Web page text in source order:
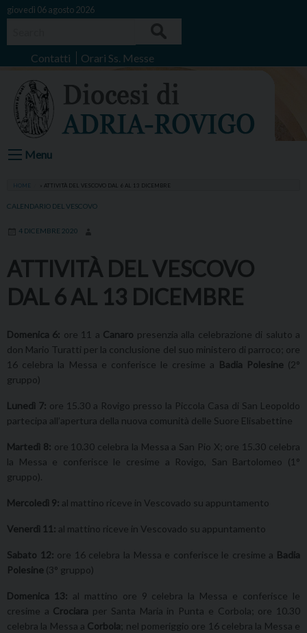
Skip
giovedì 06 agosto 2026
Contatti Orari Ss. Messe
Menu
HOME ATTIVITÀ DEL VESCOVO DAL 6 AL 13 DICEMBRE
CALENDARIO DEL VESCOVO
4 DICEMBRE 2020
ATTIVITÀ DEL VESCOVO
DAL 6 AL 13 DICEMBRE
Domenica 6: ore 11 a Canaro presenzia alla celebrazione di saluto a
don Mario Turatti per la conclusione del suo ministero di parroco; ore
16 celebra la Messa e conferisce le cresime a Badia Polesine (2°
gruppo)
Lunedì 7: ore 15.30 a Rovigo presso la Piccola Casa di San Leopoldo
partecipa all’apertura della nuova comunità delle Suore Elisabettine
Martedì 8: ore 10.30 celebra la Messa a San Pio X; ore 15.30 celebra
la Messa e conferisce le cresime a Rovigo, San Bartolomeo (1°
gruppo).
Mercoledì 9: al mattino riceve in Vescovado su appuntamento
Venerdì 11: al mattino riceve in Vescovado su appuntamento
Sabato 12: ore 16 celebra la Messa e conferisce le cresime a Badia
Polesine (3° gruppo)
Domenica 13: al mattino ore 9 celebra la Messa e conferisce le
cresime a Crociara per Santa Maria in Punta e Corbola; ore 10.30
celebra la Messa a Corbola; nel pomeriggio ore 16 celebra la Messa e